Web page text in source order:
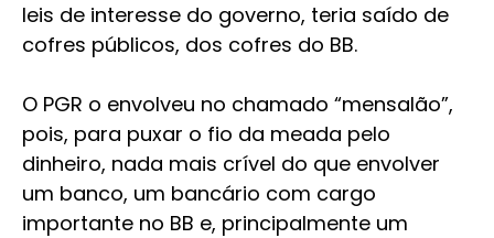
leis de interesse do governo, teria saído de
cofres públicos, dos cofres do BB.
O PGR o envolveu no chamado “mensalão”,
pois, para puxar o fio da meada pelo
dinheiro, nada mais crível do que envolver
um banco, um bancário com cargo
importante no BB e, principalmente um